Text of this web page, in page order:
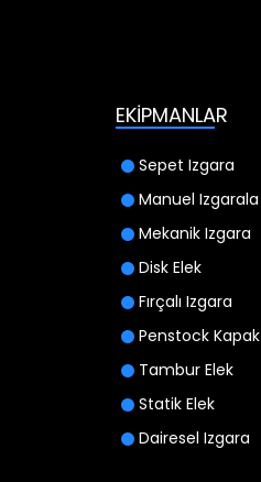
EKİPMANLAR
Sepet Izgara
Manuel Izgarala
Mekanik Izgara
Disk Elek
Fırçalı Izgara
Penstock Kapak
Tambur Elek
Statik Elek
Dairesel Izgara